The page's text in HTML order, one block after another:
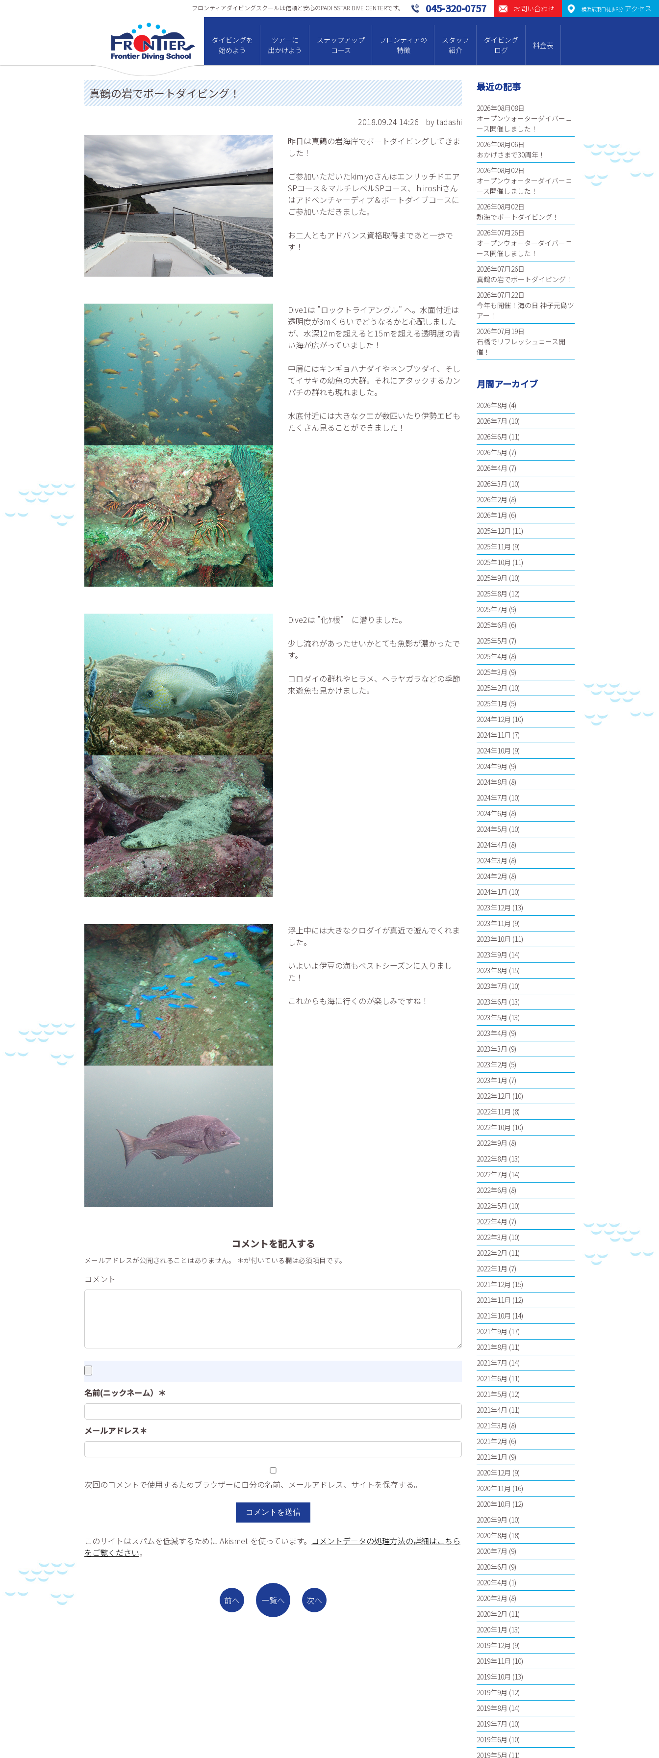
フロンティアダイビングスクールは信頼と安⼼のPADI 5STAR DIVE CENTERです。 横浜駅東口徒歩8分 アクセス
お問い合わせ
045-320-0757
ダイビングを
始めよう
ツアーに
出かけよう
ステップアップ
コース
フロンティアの
特徴
スタッフ
紹介
ダイビング
ログ
料金表
真鶴の岩でボートダイビング！
2018.09.24 14:26
by tadashi
昨日は真鶴の岩海岸でボートダイビングしてきま
した！
ご参加いただいたkimiyoさんはエンリッチドエア
SPコース＆マルチレベルSPコース、ｈiroshiさん
はアドベンチャーディプ＆ボートダイブコースに
ご参加いただきました。
お二人ともアドバンス資格取得まであと一歩で
す！
Dive1は ”ロックトライアングル” へ。水面付近は
透明度が3mくらいでどうなるかと心配しました
が、水深12mを超えると15mを超える透明度の青
い海が広がっていました！
中層にはキンギョハナダイやネンブツダイ、そし
てイサキの幼魚の大群。それにアタックするカン
パチの群れも現れました。
水底付近には大きなクエが数匹いたり伊勢エビも
たくさん見ることができました！
Dive2は ”化ｹ根” に潜りました。
少し流れがあったせいかとても魚影が濃かったで
す。
コロダイの群れやヒラメ、ヘラヤガラなどの季節
来遊魚も見かけました。
浮上中には大きなクロダイが真近で遊んでくれま
した。
いよいよ伊豆の海もベストシーズンに入りまし
た！
これからも海に行くのが楽しみですね！
コメントを記入する
メールアドレスが公開されることはありません。 ＊が付いている欄は必須項目です。
コメント
名前(ニックネーム）＊
メールアドレス＊
次回のコメントで使用するためブラウザーに自分の名前、メールアドレス、サイトを保存する。
このサイトはスパムを低減するために Akismet を使っています。 コメントデータの処理方法の詳細はこちら
をご覧ください。
前へ 一覧へ 次へ
最近の記事
2026年08月08日
オープンウォーターダイバーコ
ース開催しました！
2026年08月06日
おかげさまで30周年！
2026年08月02日
オープンウォーターダイバーコ
ース開催しました！
2026年08月02日
熱海でボートダイビング！
2026年07月26日
オープンウォーターダイバーコ
ース開催しました！
2026年07月26日
真鶴の岩でボートダイビング！
2026年07月22日
今年も開催！海の日 神子元島ツ
アー！
2026年07月19日
石橋でリフレッシュコース開
催！
月間アーカイブ
2026年8月 (4)
2026年7月 (10)
2026年6月 (11)
2026年5月 (7)
2026年4月 (7)
2026年3月 (10)
2026年2月 (8)
2026年1月 (6)
2025年12月 (11)
2025年11月 (9)
2025年10月 (11)
2025年9月 (10)
2025年8月 (12)
2025年7月 (9)
2025年6月 (6)
2025年5月 (7)
2025年4月 (8)
2025年3月 (9)
2025年2月 (10)
2025年1月 (5)
2024年12月 (10)
2024年11月 (7)
2024年10月 (9)
2024年9月 (9)
2024年8月 (8)
2024年7月 (10)
2024年6月 (8)
2024年5月 (10)
2024年4月 (8)
2024年3月 (8)
2024年2月 (8)
2024年1月 (10)
2023年12月 (13)
2023年11月 (9)
2023年10月 (11)
2023年9月 (14)
2023年8月 (15)
2023年7月 (10)
2023年6月 (13)
2023年5月 (13)
2023年4月 (9)
2023年3月 (9)
2023年2月 (5)
2023年1月 (7)
2022年12月 (10)
2022年11月 (8)
2022年10月 (10)
2022年9月 (8)
2022年8月 (13)
2022年7月 (14)
2022年6月 (8)
2022年5月 (10)
2022年4月 (7)
2022年3月 (10)
2022年2月 (11)
2022年1月 (7)
2021年12月 (15)
2021年11月 (12)
2021年10月 (14)
2021年9月 (17)
2021年8月 (11)
2021年7月 (14)
2021年6月 (11)
2021年5月 (12)
2021年4月 (11)
2021年3月 (8)
2021年2月 (6)
2021年1月 (9)
2020年12月 (9)
2020年11月 (16)
2020年10月 (12)
2020年9月 (10)
2020年8月 (18)
2020年7月 (9)
2020年6月 (9)
2020年4月 (1)
2020年3月 (8)
2020年2月 (11)
2020年1月 (13)
2019年12月 (9)
2019年11月 (10)
2019年10月 (13)
2019年9月 (12)
2019年8月 (14)
2019年7月 (10)
2019年6月 (10)
2019年5月 (11)